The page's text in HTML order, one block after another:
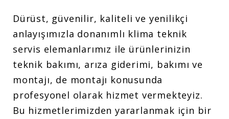
Dürüst, güvenilir, kaliteli ve yenilikçi
anlayışımızla donanımlı klima teknik
servis elemanlarımız ile ürünlerinizin
teknik bakımı, arıza giderimi, bakımı ve
montajı, de montajı konusunda
profesyonel olarak hizmet vermekteyiz.
Bu hizmetlerimizden yararlanmak için bir